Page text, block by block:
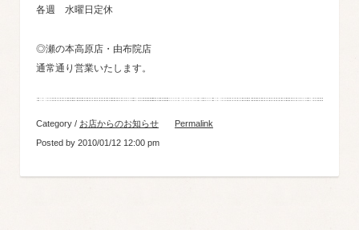
各週 水曜日定休
◎瀬の本高原店・由布院店
通常通り営業いたします。
Category / お店からのお知らせ
Permalink
Posted by 2010/01/12 12:00 pm